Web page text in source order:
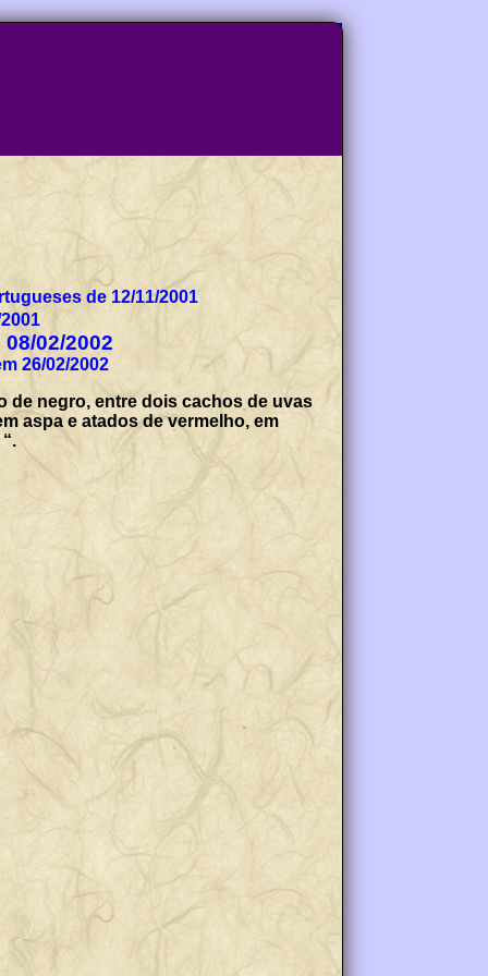
de 12/11/2001
02/2002
26/02/2002
de negro, entre dois cachos de uvas
aspa e atados de vermelho, em